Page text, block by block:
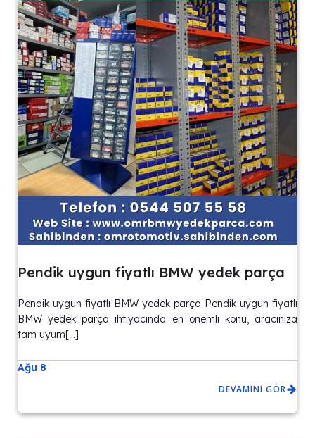
Pendik uygun fiyatlı BMW yedek parça
Pendik uygun fiyatlı BMW yedek parça Pendik uygun fiyatlı
BMW yedek parça ihtiyacında en önemli konu, aracınıza
tam uyum[…]
Ağu 8
DEVAMINI GÖR